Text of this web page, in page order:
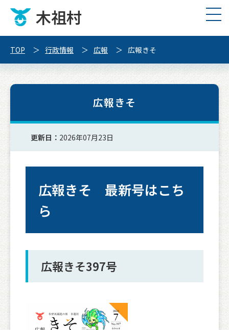
木祖村
TOP 行政情報 広報 広報きそ
広報きそ
更新日： 2026年07月23日
広報きそ 最新号はこち
ら
広報きそ397号